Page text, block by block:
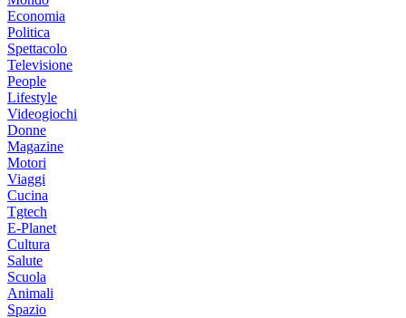
Economia
Politica
Spettacolo
Televisione
People
Lifestyle
Videogiochi
Donne
Magazine
Motori
Viaggi
Cucina
Tgtech
E-Planet
Cultura
Salute
Scuola
Animali
Spazio